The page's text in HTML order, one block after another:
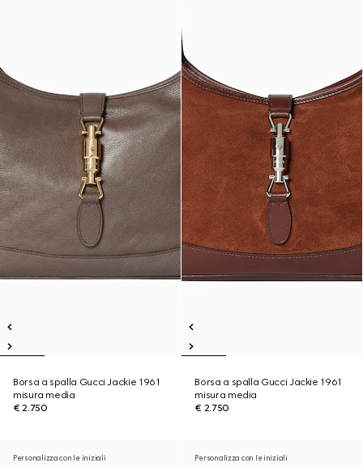
Borsa a spalla Gucci Jackie 1961
misura media
€ 2.750
Borsa a spalla Gucci Jackie 1961
misura media
€ 2.750
Personalizza con le iniziali Personalizza con le iniziali